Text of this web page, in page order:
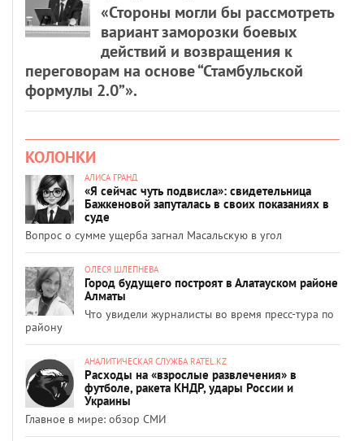
«Стороны могли бы рассмотреть
вариант заморозки боевых
действий и возвращения к
переговорам на основе “Стамбульской
формулы 2.0”».
КОЛОНКИ
АЛИСА ГРАНД
«Я сейчас чуть подвисла»: свидетельница
Бажкеновой запуталась в своих показаниях в
суде
Вопрос о сумме ущерба загнал Масальскую в угол
ОЛЕСЯ ШЛЕПНЕВА
Город будущего построят в Алатауском районе
Алматы
Что увидели журналисты во время пресс-тура по
району
АНАЛИТИЧЕСКАЯ СЛУЖБА RATEL.KZ
Расходы на «взрослые развлечения» в
футболе, ракета КНДР, удары России и
Украины
Главное в мире: обзор СМИ